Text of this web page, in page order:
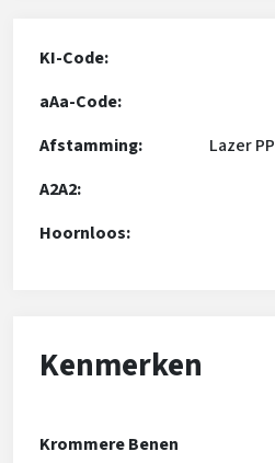
KI-Code:
aAa-Code:
Afstamming:
Lazer PP
A2A2:
Hoornloos:
Kenmerken
Krommere Benen